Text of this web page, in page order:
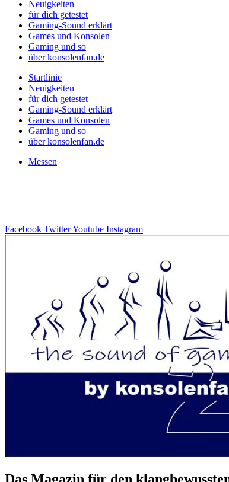
Neuigkeiten
für dich getestet
Gaming-Sound erklärt
Games und Konsolen
Gaming und so
über konsolenfan.de
Startlinie
Neuigkeiten
für dich getestet
Gaming-Sound erklärt
Games und Konsolen
Gaming und so
über konsolenfan.de
Messen
Facebook TwitterYoutube Instagram